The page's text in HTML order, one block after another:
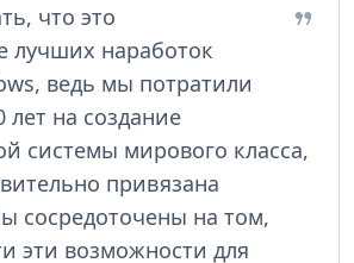
что это
лучших наработок
ведь мы потратили
лет на создание
системы мирового класса,
привязана
сосредоточены на том,
эти возможности для